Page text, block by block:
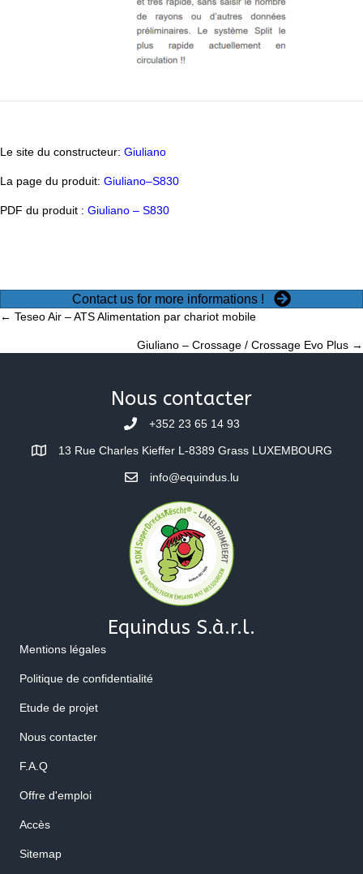
Le site du constructeur: Giuliano
La page du produit: Giuliano–S830
PDF du produit : Giuliano – S830
Contact us for more informations !
Posts
navigation
← Teseo Air – ATS Alimentation par chariot mobile
Giuliano – Crossage / Crossage Evo Plus →
Nous contacter
+352 23 65 14 93
13 Rue Charles Kieffer L-8389 Grass LUXEMBOURG
info@equindus.lu
Equindus S.à.r.l.
Mentions légales
Politique de confidentialité
Etude de projet
Nous contacter
F.A.Q
Offre d'emploi
Accès
Sitemap